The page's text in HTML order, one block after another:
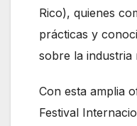
Rico), quienes
prácticas y
sobre la industria
Con esta amplia
Festival